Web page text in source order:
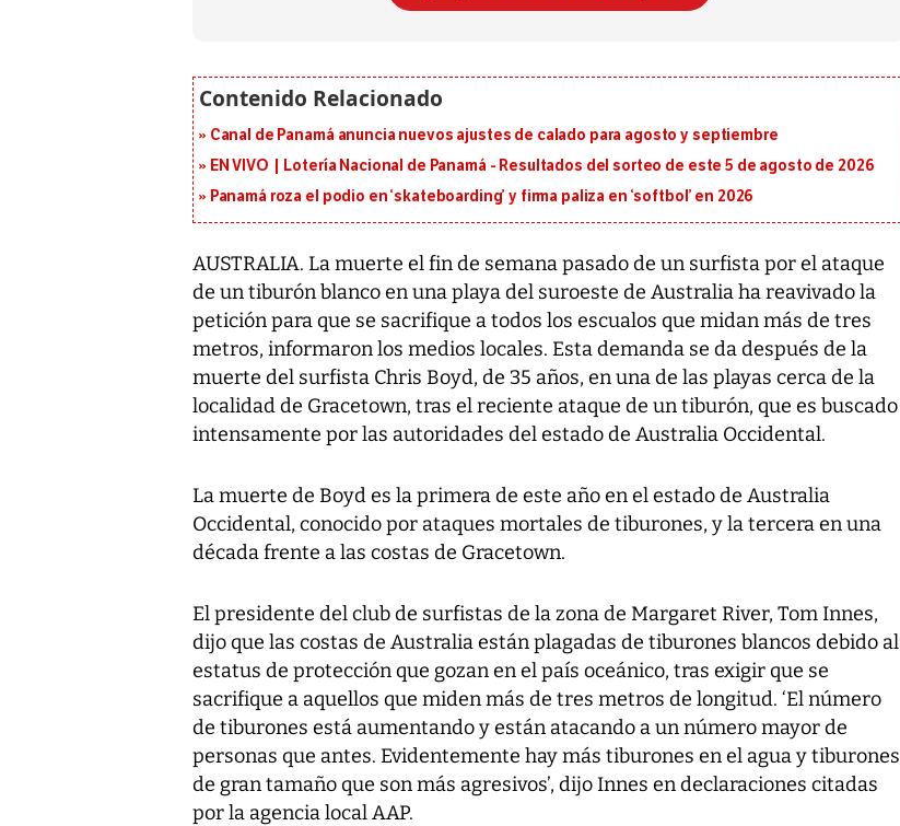
Canal de Panamá anuncia nuevos ajustes de calado para agosto y septiembre
EN VIVO | Lotería Nacional de Panamá - Resultados del sorteo de este 5 de agosto de 2026
Panamá roza el podio en ‘skateboarding’ y firma paliza en ‘softbol’ en 2026
AUSTRALIA. La muerte el fin de semana pasado de un surfista por el ataque
de un tiburón blanco en una playa del suroeste de Australia ha reavivado la
petición para que se sacrifique a todos los escualos que midan más de tres
metros, informaron los medios locales. Esta demanda se da después de la
muerte del surfista Chris Boyd, de 35 años, en una de las playas cerca de la
localidad de Gracetown, tras el reciente ataque de un tiburón, que es buscado
intensamente por las autoridades del estado de Australia Occidental.
La muerte de Boyd es la primera de este año en el estado de Australia
Occidental, conocido por ataques mortales de tiburones, y la tercera en una
década frente a las costas de Gracetown.
El presidente del club de surfistas de la zona de Margaret River, Tom Innes,
dijo que las costas de Australia están plagadas de tiburones blancos debido al
estatus de protección que gozan en el país oceánico, tras exigir que se
sacrifique a aquellos que miden más de tres metros de longitud. ‘El número
de tiburones está aumentando y están atacando a un número mayor de
personas que antes. Evidentemente hay más tiburones en el agua y tiburones
de gran tamaño que son más agresivos’, dijo Innes en declaraciones citadas
por la agencia local AAP.
al sur de Japón, provocando una